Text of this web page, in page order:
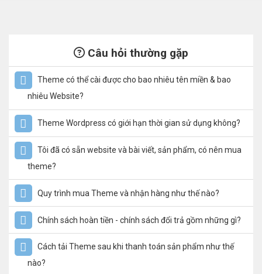
Câu hỏi thường gặp
Theme có thể cài được cho bao nhiêu tên miền & bao
nhiêu Website?
Theme Wordpress có giới hạn thời gian sử dụng không?
Tôi đã có sẵn website và bài viết, sản phẩm, có nên mua
theme?
Quy trình mua Theme và nhận hàng như thế nào?
Chính sách hoàn tiền - chính sách đổi trả gồm những gì?
Cách tải Theme sau khi thanh toán sản phẩm như thế
nào?